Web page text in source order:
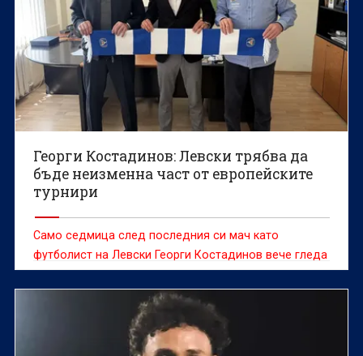
Георги Костадинов: Левски трябва да
бъде неизменна част от европейските
турнири
Само седмица след последния си мач като
футболист на Левски Георги Костадинов вече гледа
към следващото предизвикателство в кариерата си.